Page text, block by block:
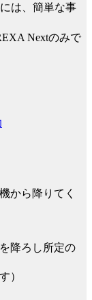
は、簡単な事
Nextのみで
から降りてく
降ろし所定の
）